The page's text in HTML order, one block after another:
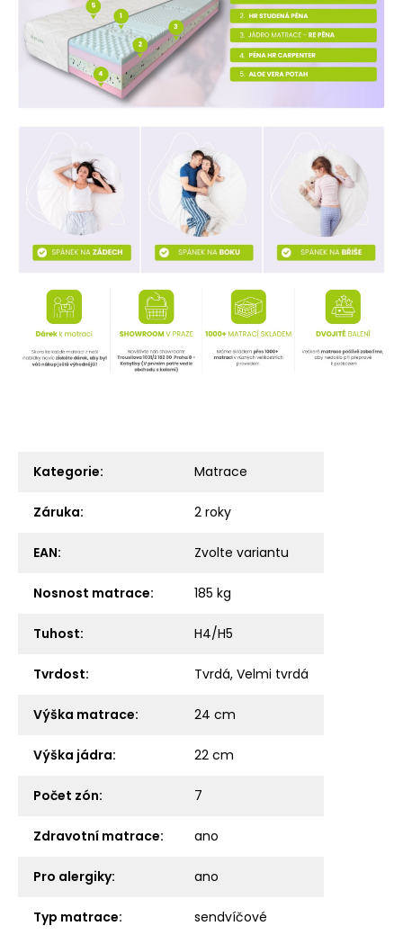
Kategorie: Matrace
Záruka: 2 roky
EAN: Zvolte variantu
Nosnost matrace: 185 kg
Tuhost: H4/H5
Tvrdost: Tvrdá, Velmi tvrdá
Výška matrace: 24 cm
Výška jádra: 22 cm
Počet zón: 7
Zdravotní matrace: ano
Pro alergiky: ano
Typ matrace: sendvíčové